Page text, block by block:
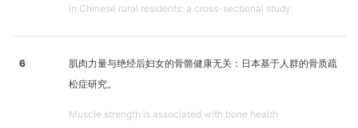
in Chinese rural residents: a cross-sectional study.
6
肌肉力量与绝经后妇女的骨骼健康无关：日本基于人群的骨质疏
松症研究。
Muscle strength is associated with bone health